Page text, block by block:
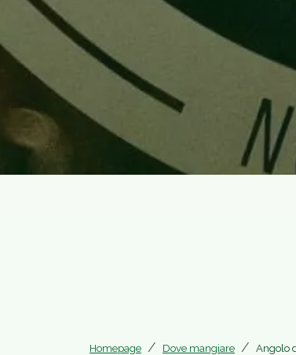
Homepage Dove mangiare Angolo